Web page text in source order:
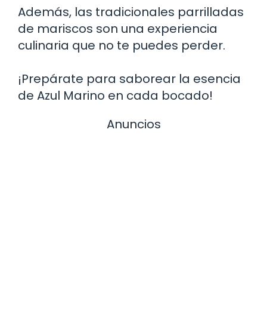
Además, las tradicionales parrilladas
de mariscos son una experiencia
culinaria que no te puedes perder.
¡Prepárate para saborear la esencia
de Azul Marino en cada bocado!
Anuncios